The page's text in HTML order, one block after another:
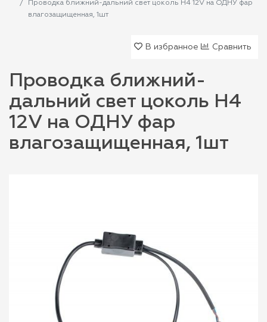
Проводка ближний-дальний свет цоколь H4 12V на ОДНУ фар
влагозащищенная, 1шт
В избранное Сравнить
Проводка ближний-
дальний свет цоколь H4
12V на ОДНУ фар
влагозащищенная, 1шт